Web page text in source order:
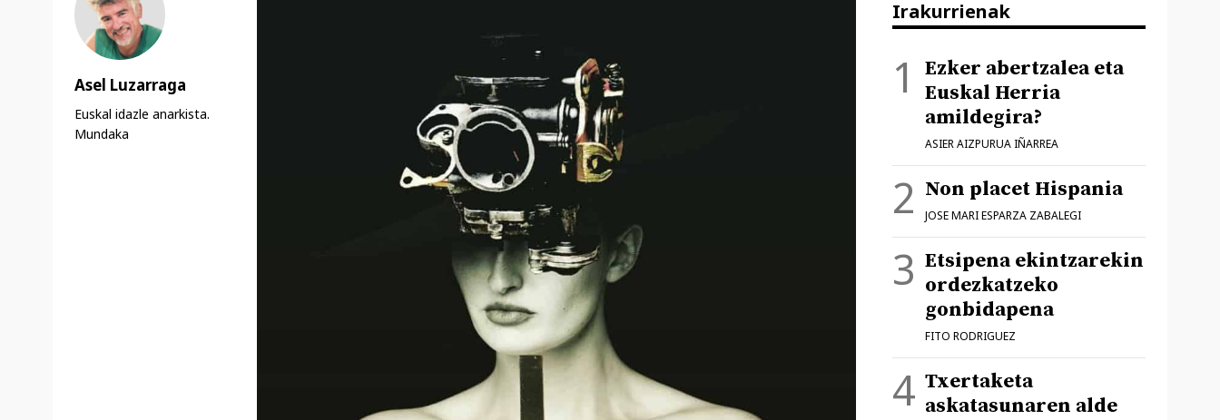
Asel Luzarraga
Euskal idazle anarkista.
Mundaka
Irakurrienak
Ezker abertzalea eta
Euskal Herria
amildegira?
ASIER AIZPURUA IÑARREA
Non placet Hispania
JOSE MARI ESPARZA ZABALEGI
Etsipena ekintzarekin
ordezkatzeko
gonbidapena
FITO RODRIGUEZ
Txertaketa
askatasunaren alde